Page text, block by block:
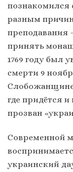
познакомился
разным
преподавания
принять
1769 году был
смерти 9
где придётся
прозван
Современной
украинский